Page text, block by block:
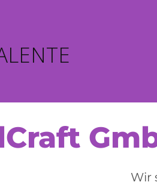
Wir